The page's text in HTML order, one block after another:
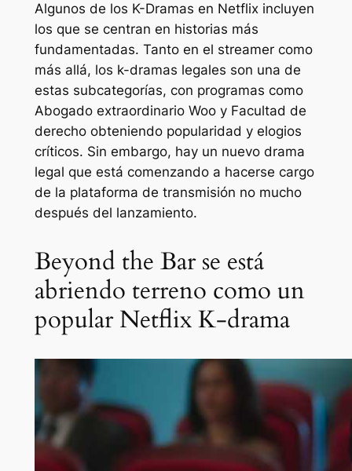
Algunos de los K-Dramas en Netflix incluyen
los que se centran en historias más
fundamentadas. Tanto en el streamer como
más allá, los k-dramas legales son una de
estas subcategorías, con programas como
Abogado extraordinario Woo y Facultad de
derecho obteniendo popularidad y elogios
críticos. Sin embargo, hay un nuevo drama
legal que está comenzando a hacerse cargo
de la plataforma de transmisión no mucho
después del lanzamiento.
Beyond the Bar se está
abriendo terreno como un
popular Netflix K-drama